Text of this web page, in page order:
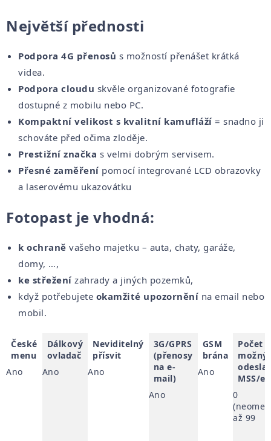
Největší přednosti
Podpora 4G přenosů s možností přenášet krátká
videa.
Podpora cloudu skvěle organizované fotografie
dostupné z mobilu nebo PC.
Kompaktní velikost s kvalitní kamufláží = snadno ji
schováte před očima zloděje.
Prestižní značka s velmi dobrým servisem.
Přesné zaměření pomocí integrované LCD obrazovky
a laserovému ukazovátku
Fotopast je vhodná:
k ochraně vašeho majetku – auta, chaty, garáže,
domy, …,
ke střežení zahrady a jiných pozemků,
když potřebujete okamžité upozornění na email nebo
mobil.
České
menu
Ano
Dálkový
ovladač
Ano
Neviditelný
přísvit
Ano
3G/GPRS
(přenosy
na e-
mail)
Ano
GSM
brána
Ano
Počet
MSS/
0
až 99